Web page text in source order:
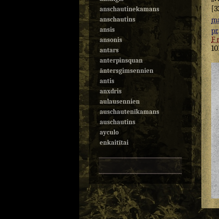
anschautinekamans
anschautins
ansis
ansonis
antars
anterpinsquan
āntersgimsennien
antis
anxdris
aulausennien
auschautenīkamans
auschautins
ayculo
enkaitītai
pr.